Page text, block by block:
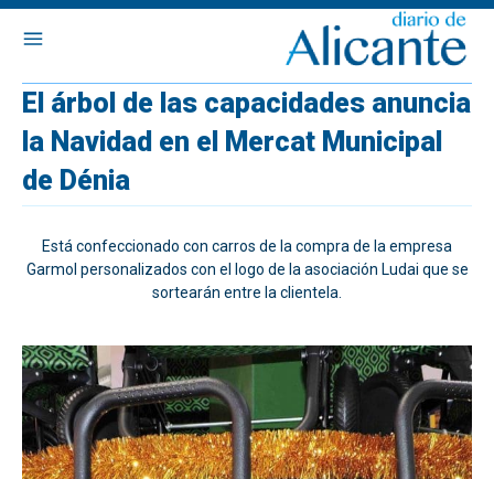
El árbol de las capacidades anuncia
la Navidad en el Mercat Municipal
de Dénia
Está confeccionado con carros de la compra de la empresa
Garmol personalizados con el logo de la asociación Ludai que se
sortearán entre la clientela.